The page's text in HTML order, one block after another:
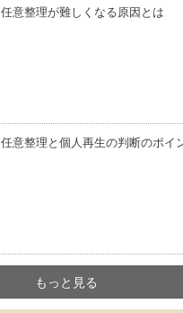
任意整理が難しくなる原因とは
任意整理と個人再生の判断のポイ
もっと見る